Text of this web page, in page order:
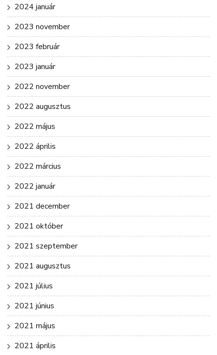
2024 január
2023 november
2023 február
2023 január
2022 november
2022 augusztus
2022 május
2022 április
2022 március
2022 január
2021 december
2021 október
2021 szeptember
2021 augusztus
2021 július
2021 június
2021 május
2021 április